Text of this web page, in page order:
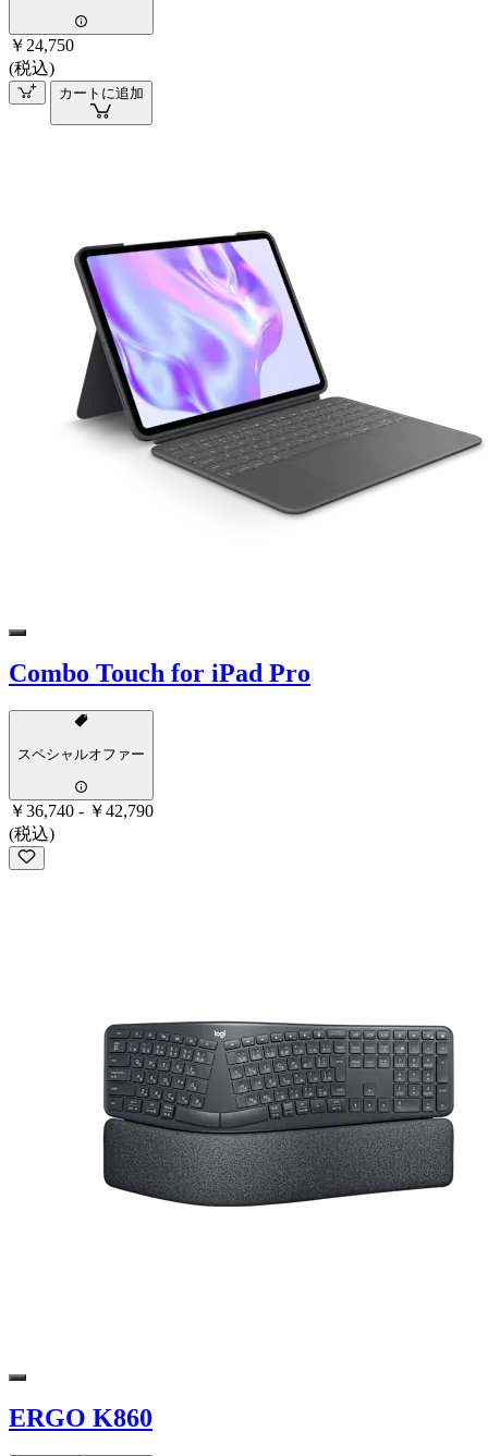
￥24,750
(税込)
カートに追加
Combo Touch for iPad Pro
スペシャルオファー
￥36,740 - ￥42,790
(税込)
ERGO K860